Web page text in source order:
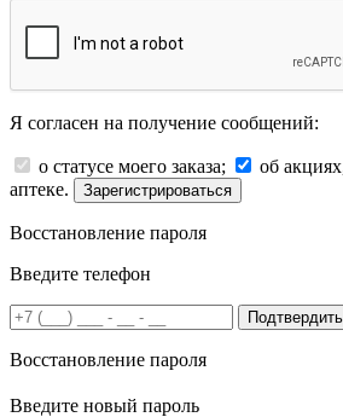
Я согласен на получение сообщений:
о статусе моего заказа;
об
аптеке.
Зарегистрироваться
Восстановление пароля
Введите телефон
Подтвердить
Восстановление пароля
Введите новый пароль